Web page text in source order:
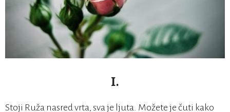
I.
Stoji Ruža nasred vrta, sva je ljuta. Možete je čuti kako